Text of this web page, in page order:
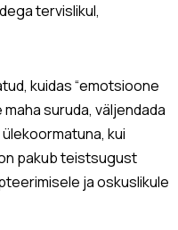
tervislikul,
kuidas “emotsioone
suruda, väljendada
kui
pakub teistsugust
ja oskuslikule